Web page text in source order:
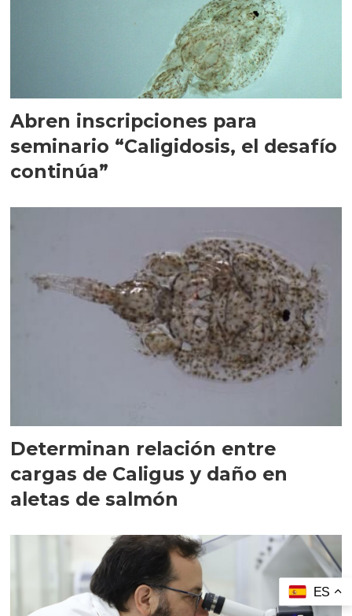
Abren inscripciones para
seminario “Caligidosis, el desafío
continúa”
Determinan relación entre
cargas de Caligus y daño en
aletas de salmón
ES